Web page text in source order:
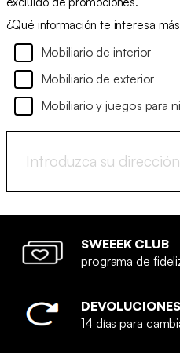
¿Qué información te interesa
Mobiliario de interior
Mobiliario de exterior
Mobiliario y juegos para
SWEEEK CLUB
programa de
14 días para